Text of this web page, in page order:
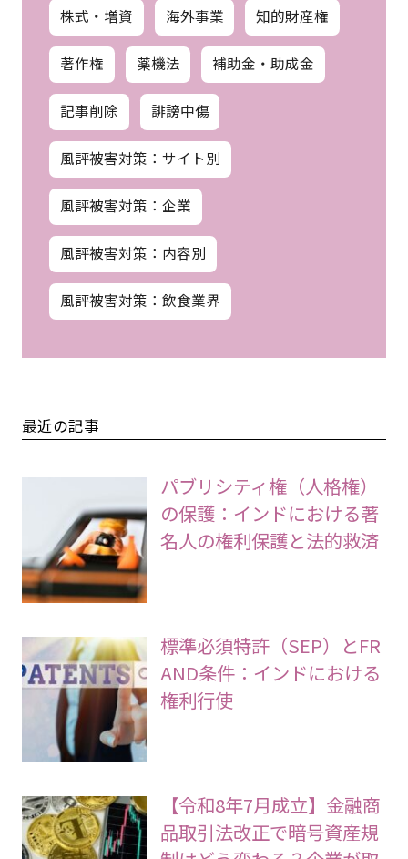
株式・増資 海外事業 知的財産権
著作権 薬機法 補助金・助成金
記事削除 誹謗中傷
風評被害対策：サイト別
風評被害対策：企業
風評被害対策：内容別
風評被害対策：飲食業界
最近の記事
パブリシティ権（人格権）
の保護：インドにおける著
名人の権利保護と法的救済
標準必須特許（SEP）とFR
AND条件：インドにおける
権利行使
【令和8年7月成立】金融商
品取引法改正で暗号資産規